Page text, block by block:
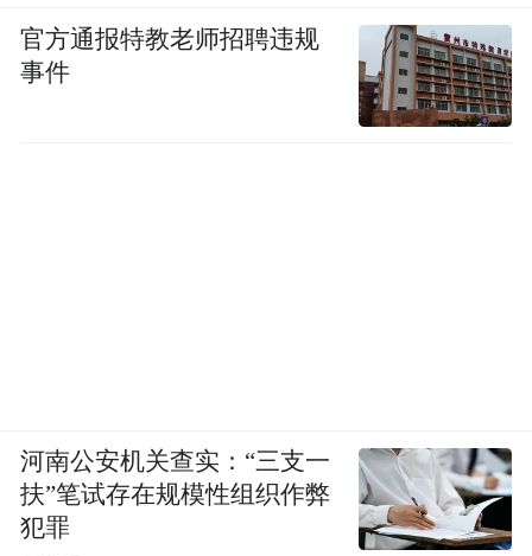
官方通报特教老师招聘违规
事件
河南公安机关查实：“三支一
扶”笔试存在规模性组织作弊
犯罪